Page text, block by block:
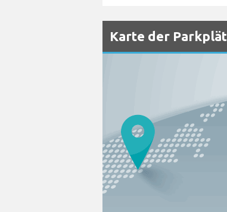
Karte der